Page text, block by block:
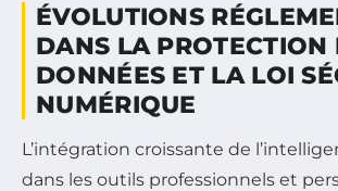
ÉVOLUTIONS
DANS LA PROTECTION
DONNÉES ET LA LOI
NUMÉRIQUE
L’intégration croissante de
dans les outils professionnels et